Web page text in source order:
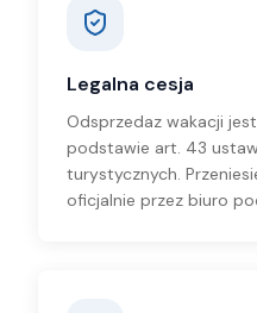
Legalna cesja
Odsprzedaz wakacji
podstawie art. 43
turystycznych.
oficjalnie przez biuro